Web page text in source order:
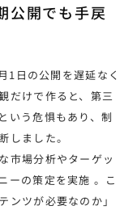
公開でも手戻
1日の公開を遅延なく
だけで作ると、第三
いう危惧もあり、制
しました。
市場分析やターゲッ
ーの策定を実施 。こ
ンツが必要なのか」